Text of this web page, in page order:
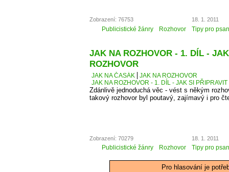
Zobrazení: 76753 18. 1. 2011
Publicistické žánry Rozhovor Tipy pro
JAK NA ROZHOVOR - 1. DÍL -
ROZHOVOR
JAK NA ČASÁK
JAK NA ROZHOVOR
JAK NA ROZHOVOR - 1. DÍL - JAK SI
Zdánlivě jednoduchá věc - vést s někým
takový rozhovor byl poutavý, zajímavý i pro
Zobrazení: 70279 18. 1. 2011
Publicistické žánry Rozhovor Tipy pro
Pro hlasování je